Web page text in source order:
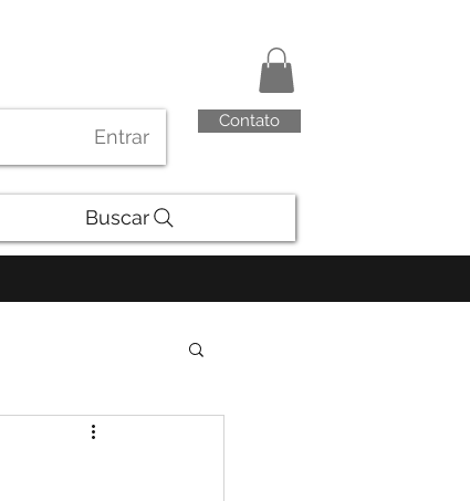
Entrar
Contato
Buscar